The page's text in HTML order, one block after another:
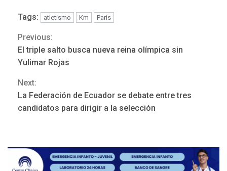
Tags: atletismo Km París
Continue
Reading
Previous:
El triple salto busca nueva reina olímpica sin
Yulimar Rojas
Next:
La Federación de Ecuador se debate entre tres
candidatos para dirigir a la selección
Mariño fortalece capacidad
operativa con flota
gestión